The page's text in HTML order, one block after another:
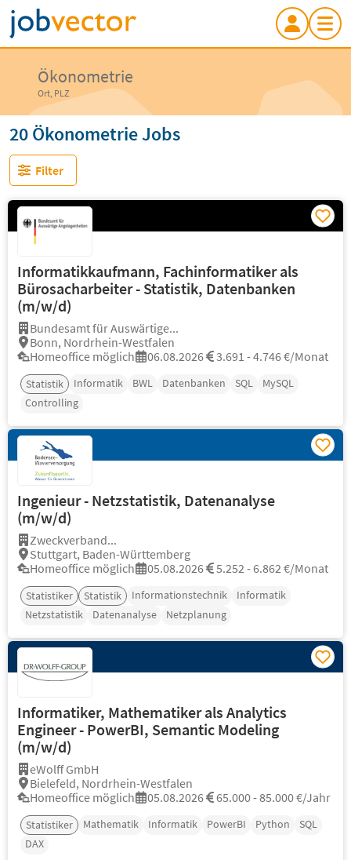
Ökonometrie
Ort, PLZ
20 Ökonometrie Jobs
Filter
Informatikkaufmann, Fachinformatiker als
Bürosacharbeiter - Statistik, Datenbanken
(m/w/d)
Bundesamt für Auswärtige...
Bonn, Nordrhein-Westfalen
Homeoffice möglich
06.08.2026 3.691 - 4.746 €/Monat
Statistik Informatik BWL Datenbanken SQL
MySQL
Controlling
Ingenieur - Netzstatistik, Datenanalyse
(m/w/d)
Zweckverband...
Stuttgart, Baden-Württemberg
Homeoffice möglich
05.08.2026 5.252 - 6.862 €/Monat
Statistiker Statistik Informationstechnik
Informatik
Netzstatistik
Datenanalyse Netzplanung
Informatiker, Mathematiker als Analytics
Engineer - PowerBI, Semantic Modeling
(m/w/d)
eWolff GmbH
Bielefeld, Nordrhein-Westfalen
Homeoffice möglich
05.08.2026 65.000 - 85.000 €/Jahr
Statistiker Mathematik Informatik PowerBI Python
SQL
DAX